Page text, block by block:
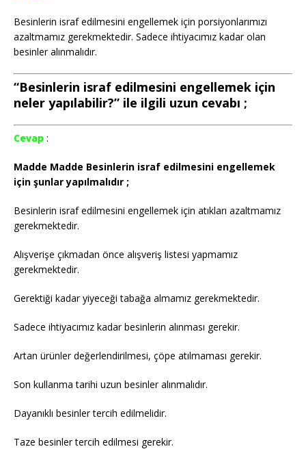
Besinlerin israf edilmesini engellemek için porsiyonlarımızı
azaltmamız gerekmektedir. Sadece ihtiyacımız kadar olan
besinler alınmalıdır.
“Besinlerin israf edilmesini engellemek için
neler yapılabilir?” ile ilgili uzun cevabı ;
Cevap :
Madde Madde Besinlerin israf edilmesini engellemek
için şunlar yapılmalıdır ;
Besinlerin israf edilmesini engellemek için atıkları azaltmamız
gerekmektedir.
Alışverişe çıkmadan önce alışveriş listesi yapmamız
gerekmektedir.
Gerektiği kadar yiyeceği tabağa almamız gerekmektedir.
Sadece ihtiyacımız kadar besinlerin alınması gerekir.
Artan ürünler değerlendirilmesi, çöpe atılmaması gerekir.
Son kullanma tarihi uzun besinler alınmalıdır.
Dayanıklı besinler tercih edilmelidir.
Taze besinler tercih edilmesi gerekir.